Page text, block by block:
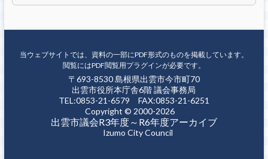
当ウェブサイトでは、資料の一部にPDF形式のものを掲載しています。
閲覧にはPDF閲覧用プラグインが必要です。
〒693-8530 島根県出雲市今市町70
出雲市役所本庁舎6階 議会事務局
TEL:0853-21-6579 FAX:0853-21-6251
Copyright © 2000-2026
出雲市議会R3年度～R6年度アーカイブ
Izumo City Council